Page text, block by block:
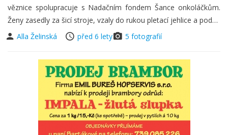
věznice spolupracuje s Nadačním fondem Šance onkoláčkům.
Ženy zasedly za šicí stroje, vzaly do rukou pletací jehlice a pod…
Alla Želinská
před 6 lety 5 fotografií